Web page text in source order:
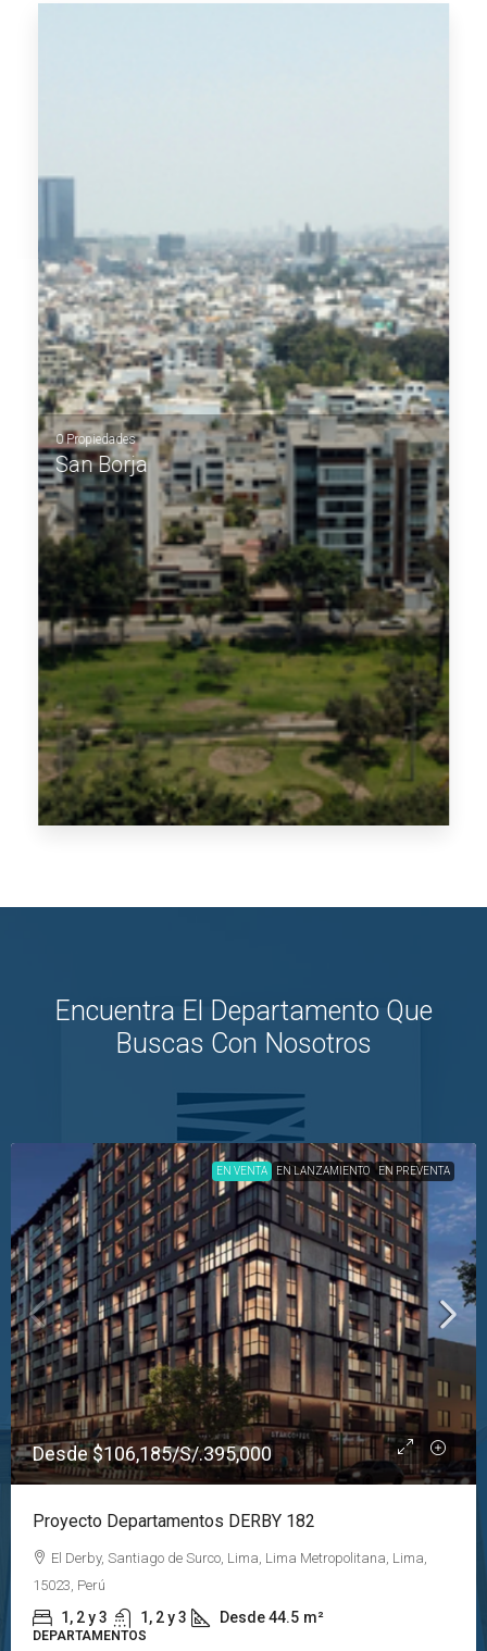
VER MÁS
0 Propiedades
San Borja
VER MÁS
Encuentra El Departamento Que
Buscas Con Nosotros
EN VENTA EN LANZAMIENTO EN PREVENTA
Desde$106,185/S/.395,000
Proyecto Departamentos DERBY 182
El Derby, Santiago de Surco, Lima, Lima Metropolitana, Lima,
15023, Perú
1, 2 y 3 1, 2 y 3 Desde 44.5 m²
DEPARTAMENTOS